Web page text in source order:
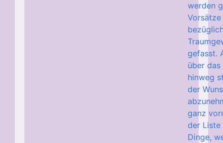
werden
Vorsätze
gefasst.
über das
hinweg
der
ganz
der Liste
Dinge,